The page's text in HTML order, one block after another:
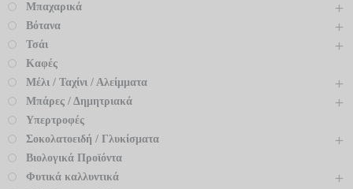
Μπαχαρικά
Βότανα
Τσάι
Καφές
Μέλι / Ταχίνι / Αλείμματα
Μπάρες / Δημητριακά
Υπερτροφές
Σοκολατοειδή / Γλυκίσματα
Βιολογικά Προϊόντα
Φυτικά καλλυντικά